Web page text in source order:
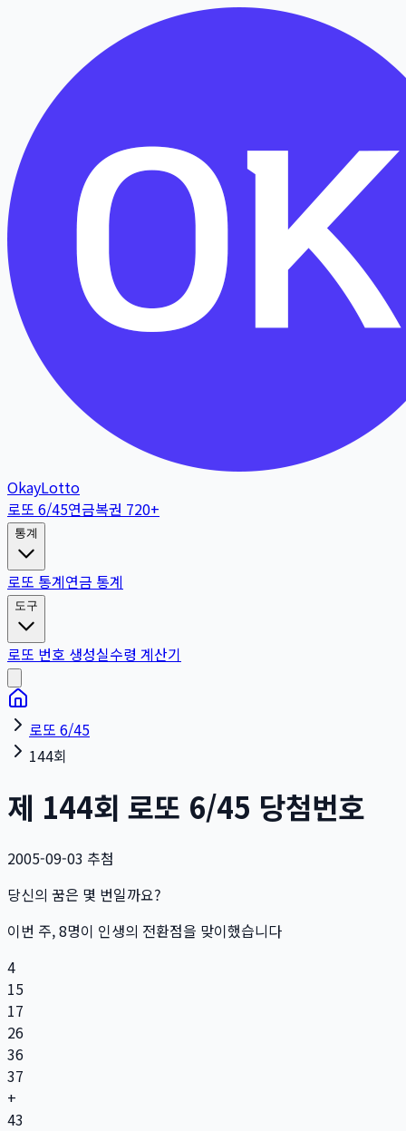
OkayLotto
로또 6/45연금복권 720+
통계
로또 통계연금 통계
도구
로또 번호 생성실수령 계산기
로또 6/45
144회
제 144회 로또 6/45 당첨번호
2005-09-03 추첨
당신의 꿈은 몇 번일까요?
이번 주,8명이 인생의 전환점을 맞이했습니다
4
15
17
26
36
37
+
43